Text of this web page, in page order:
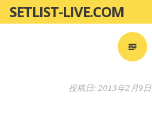
ン
SETLIST-LIVE.COM
投稿日: 2013年2月9日